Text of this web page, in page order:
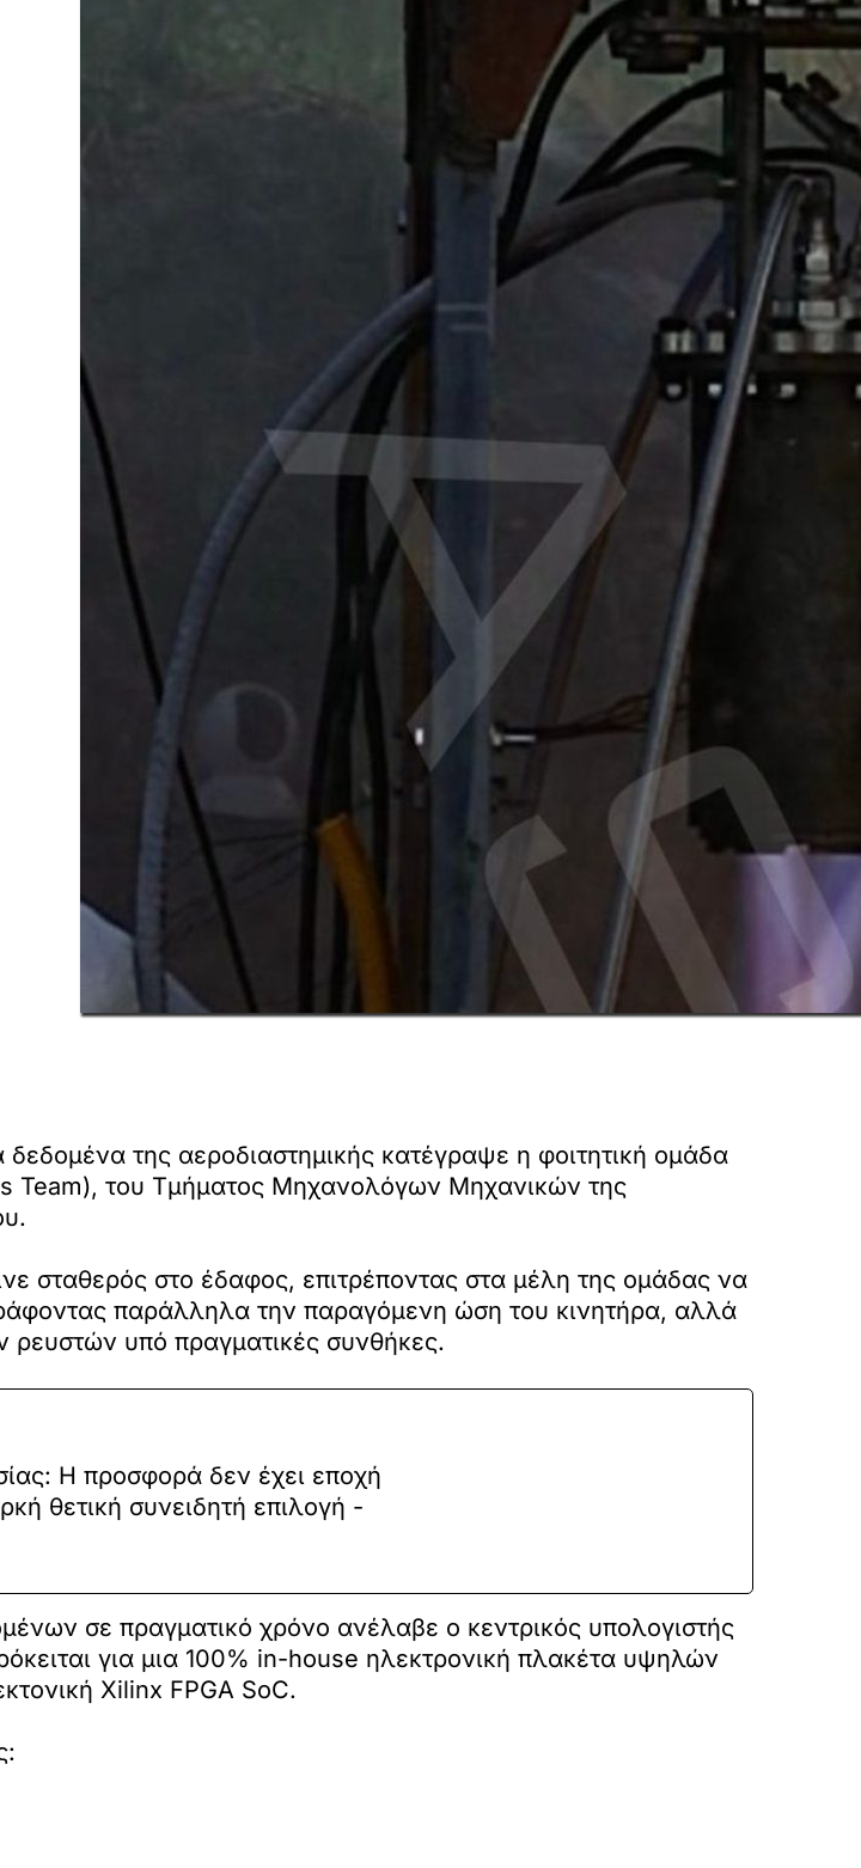
δεδομένα της αεροδιαστημικής κατέγραψε η φοιτητική ομάδα
Team), του Τμήματος Μηχανολόγων Μηχανικών της
σταθερός στο έδαφος, επιτρέποντας στα μέλη της ομάδας να
παράλληλα την παραγόμενη ώση του κινητήρα, αλλά
ρευστών υπό πραγματικές συνθήκες.
H προσφορά δεν έχει εποχή
θετική συνειδητή επιλογή -
σε πραγματικό χρόνο ανέλαβε ο κεντρικός υπολογιστής
για μια 100% in-house ηλεκτρονική πλακέτα υψηλών
Xilinx FPGA SoC.